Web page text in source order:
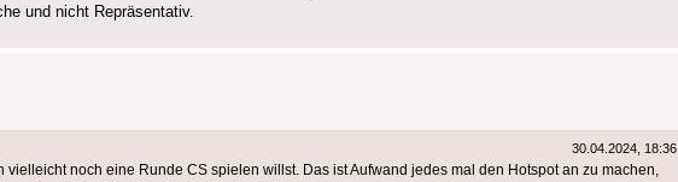
und nicht Repräsentativ.
30.04.2024, 18:36
noch eine Runde CS spielen willst. Das ist Aufwand jedes mal den Hotspot an zu machen,